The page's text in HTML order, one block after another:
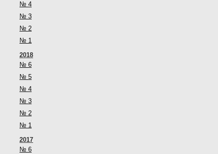
№ 4
№ 3
№ 2
№ 1
2018
№ 6
№ 5
№ 4
№ 3
№ 2
№ 1
2017
№ 6